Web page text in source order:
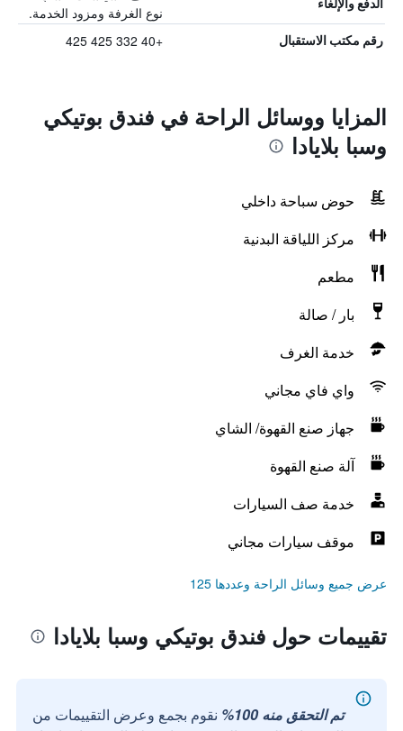
الدفع والإلغاء
نوع الغرفة ومزود الخدمة.
رقم مكتب الاستقبال +40 332 425 425
المزايا ووسائل الراحة في فندق بوتيكي
وسبا بلايادا
حوض سباحة داخلي
مركز اللياقة البدنية
مطعم
بار / صالة
خدمة الغرف
واي فاي مجاني
جهاز صنع القهوة/ الشاي
آلة صنع القهوة
خدمة صف السيارات
موقف سيارات مجاني
عرض جميع وسائل الراحة وعددها 125
تقييمات حول فندق بوتيكي وسبا بلايادا
تم التحقق منه 100%
نقوم بجمع وعرض التقييمات من